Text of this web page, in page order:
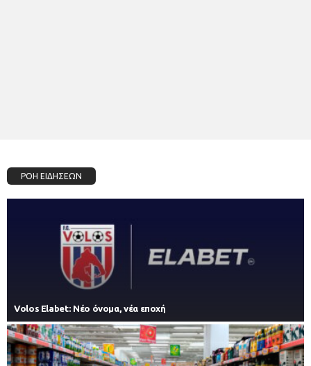
ΡΟΗ ΕΙΔΗΣΕΩΝ
Volos Elabet: Νέο όνομα, νέα εποχή